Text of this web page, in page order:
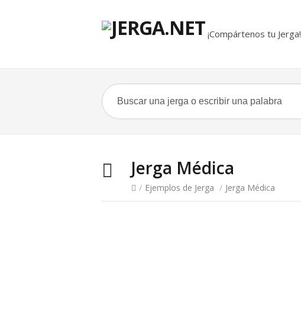
¡Compártenos tu Jerga!
Jerga Médica
/ Ejemplos de Jerga / Jerga Médica